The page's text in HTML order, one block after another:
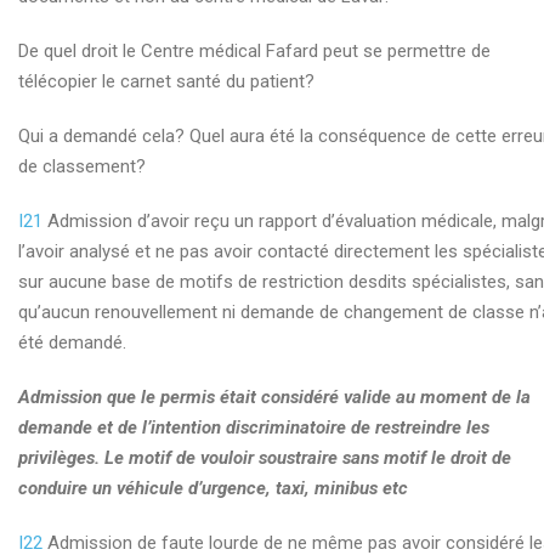
De quel droit le Centre médical Fafard peut se permettre de
télécopier le carnet santé du patient?
Qui a demandé cela? Quel aura été la conséquence de cette
de classement?
I21 Admission d’avoir reçu un rapport d’évaluation médicale,
l’avoir analysé et ne pas avoir contacté directement les
sur aucune base de motifs de restriction desdits spécialistes,
qu’aucun renouvellement ni demande de changement de classe
été demandé.
Admission que le permis était considéré valide au moment de la
demande et de l’intention discriminatoire de restreindre les
privilèges. Le motif de vouloir soustraire sans motif le droit de
conduire un véhicule d’urgence, taxi, minibus etc
I22 Admission de faute lourde de ne même pas avoir considéré